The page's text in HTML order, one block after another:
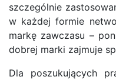
szczególnie
w każdej formie
markę zawczasu –
dobrej marki zajmuje
Dla poszukujących